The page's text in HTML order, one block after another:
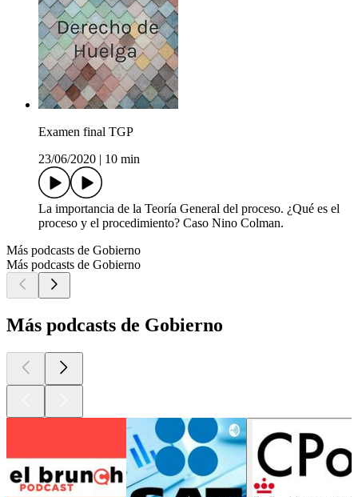
Examen final TGP
23/06/2020
10 min
La importancia de la Teoría General del proceso. ¿Qué es el
proceso y el procedimiento? Caso Nino Colman.
Más podcasts de Gobierno
Más podcasts de Gobierno
Más podcasts de Gobierno